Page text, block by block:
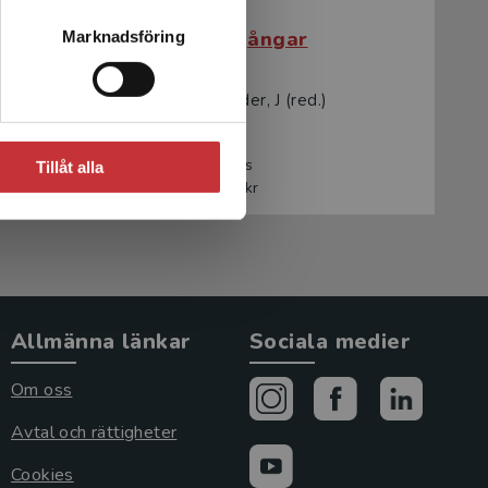
Marknadsföring
Tillåt alla
Barns övergångar
Lillvist, A - Wilder, J (red.)
inkl. moms
Exkl. moms: 193 kr
Allmänna länkar
Om oss
Avtal och rättigheter
Cookies
Sociala medier